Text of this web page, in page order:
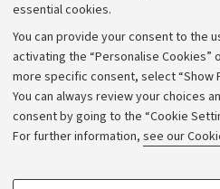
essential cookies.
You can provide your consent to the
activating the “Personalise Cookies”
more specific consent, select “Show
You can always review your choices
consent by going to the “Cookie
For further information, see our
Calls and
Transparent
Appeals
Merchandising
Website and
Accessibility